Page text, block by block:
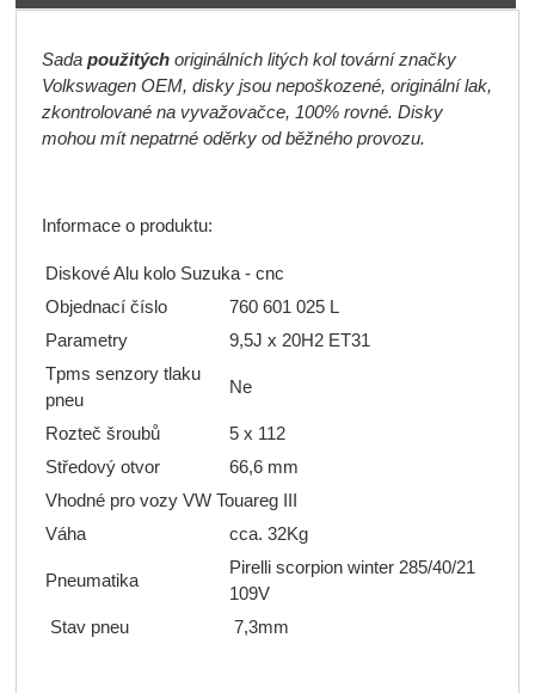
Sada použitýchoriginálních litých kol tovární značky
Volkswagen OEM, disky jsou nepoškozené, originální lak,
zkontrolované na vyvažovačce, 100% rovné. Disky
mohou mít nepatrné oděrky od běžného provozu.
Informace o produktu:
Diskové Alu kolo Suzuka - cnc
Objednací číslo
760 601 025 L
Parametry
9,5J x 20H2 ET31
Tpms senzory tlaku
pneu
Ne
Rozteč šroubů
5 x 112
Středový otvor
66,6 mm
Vhodné pro vozy VW Touareg III
Váha
cca. 32Kg
Pneumatika
Pirelli scorpion winter 285/40/21
109V
Stav pneu
7,3mm